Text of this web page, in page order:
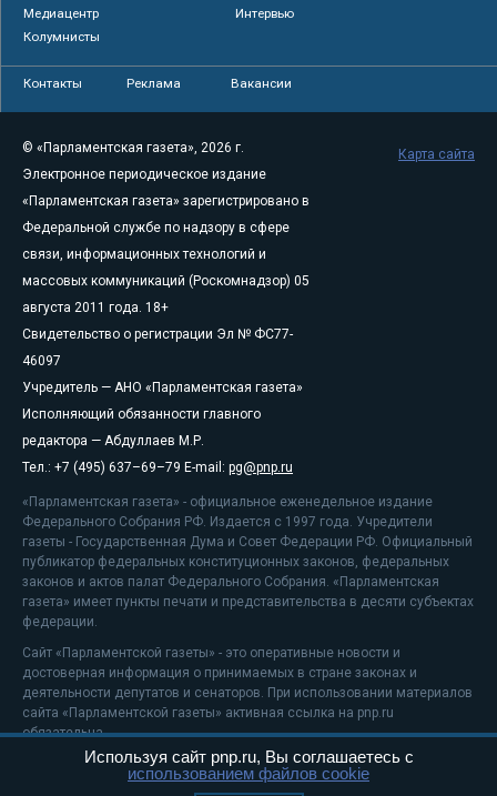
Медиацентр
Интервью
Колумнисты
Контакты Реклама Вакансии
© «Парламентская газета», 2026 г.
Электронное периодическое издание
«Парламентская газета» зарегистрировано в
Федеральной службе по надзору в сфере
связи, информационных технологий и
массовых коммуникаций (Роскомнадзор) 05
августа 2011 года. 18+
Свидетельство о регистрации Эл № ФС77-
46097
Учредитель — АНО «Парламентская газета»
Исполняющий обязанности главного
редактора — Абдуллаев М.Р.
Тел.: +7 (495) 637–69–79 E-mail: pg@pnp.ru
«Парламентская газета» - официальное еженедельное издание
Федерального Собрания РФ. Издается с 1997 года. Учредители
газеты - Государственная Дума и Совет Федерации РФ. Официальный
публикатор федеральных конституционных законов, федеральных
законов и актов палат Федерального Собрания. «Парламентская
газета» имеет пункты печати и представительства в десяти субъектах
федерации.
Сайт «Парламентской газеты» - это оперативные новости и
достоверная информация о принимаемых в стране законах и
деятельности депутатов и сенаторов. При использовании материалов
сайта «Парламентской газеты» активная ссылка на pnp.ru
обязательна.
На информационном ресурсе применяютсярекомендательные
Карта сайта
Используя сайт pnp.ru, Вы соглашаетесь с
использованием файлов cookie